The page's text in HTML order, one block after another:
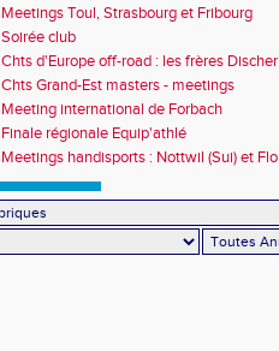
Meetings Toul, Strasbourg et Fribourg
Soirée club
Chts d'Europe off-road : les frères
Chts Grand-Est masters - meetings
Meeting international de Forbach
Finale régionale Equip'athlé
Meetings handisports : Nottwil (Sui) et